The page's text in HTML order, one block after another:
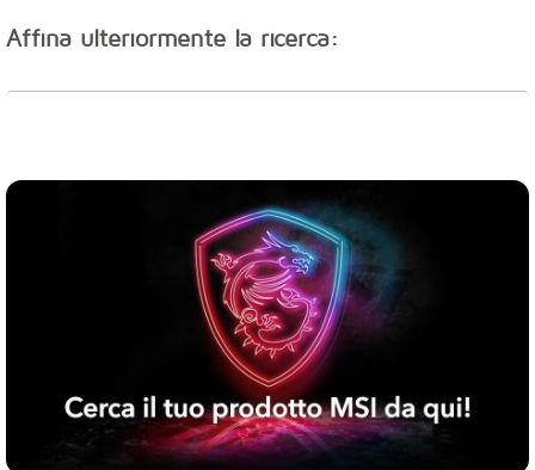
Affina ulteriormente la ricerca: